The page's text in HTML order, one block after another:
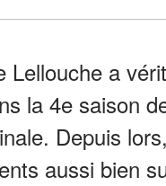
Lellouche a
la 4e saison
Depuis
aussi bien